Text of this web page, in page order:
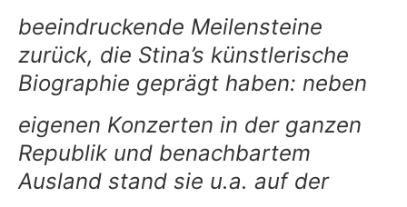
beeindruckende Meilensteine
zurück, die Stina’s künstlerische
Biographie geprägt haben: neben
eigenen Konzerten in der ganzen
Republik und benachbartem
Ausland stand sie u.a. auf der